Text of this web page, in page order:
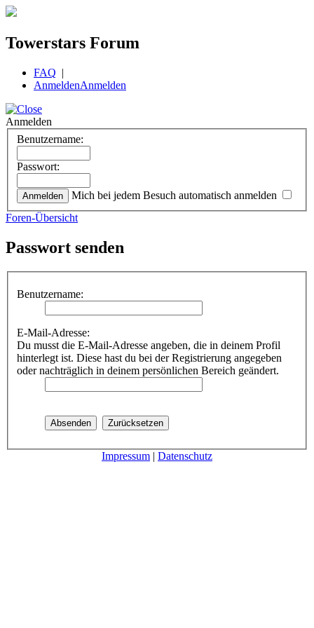
Towerstars Forum
FAQ |
AnmeldenAnmelden
Anmelden
Benutzername:
Passwort:
Mich bei jedem Besuch automatisch anmelden
Foren-Übersicht
Passwort senden
Benutzername:
E-Mail-Adresse:
Du musst die E-Mail-Adresse angeben, die in deinem Profil
hinterlegt ist. Diese hast du bei der Registrierung angegeben
oder nachträglich in deinem persönlichen Bereich geändert.
Impressum | Datenschutz